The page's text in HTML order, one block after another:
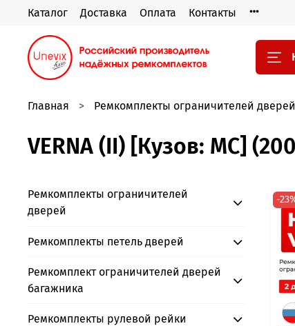
Каталог Доставка Оплата Контакты
Главная Ремкомплекты ограничителей дверей
VERNA (II) [Кузов: MC]
-
Ремкомплекты ограничителей
дверей
Ремкомплекты петель дверей
Ремкомплект ограничителей дверей
багажника
Ремкомплекты рулевой рейки